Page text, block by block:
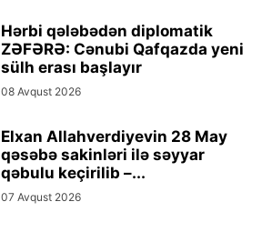
Hərbi qələbədən diplomatik
ZƏFƏRƏ: Cənubi Qafqazda yeni
sülh erası başlayır
08 Avqust 2026
Elxan Allahverdiyevin 28 May
qəsəbə sakinləri ilə səyyar
qəbulu keçirilib –...
07 Avqust 2026